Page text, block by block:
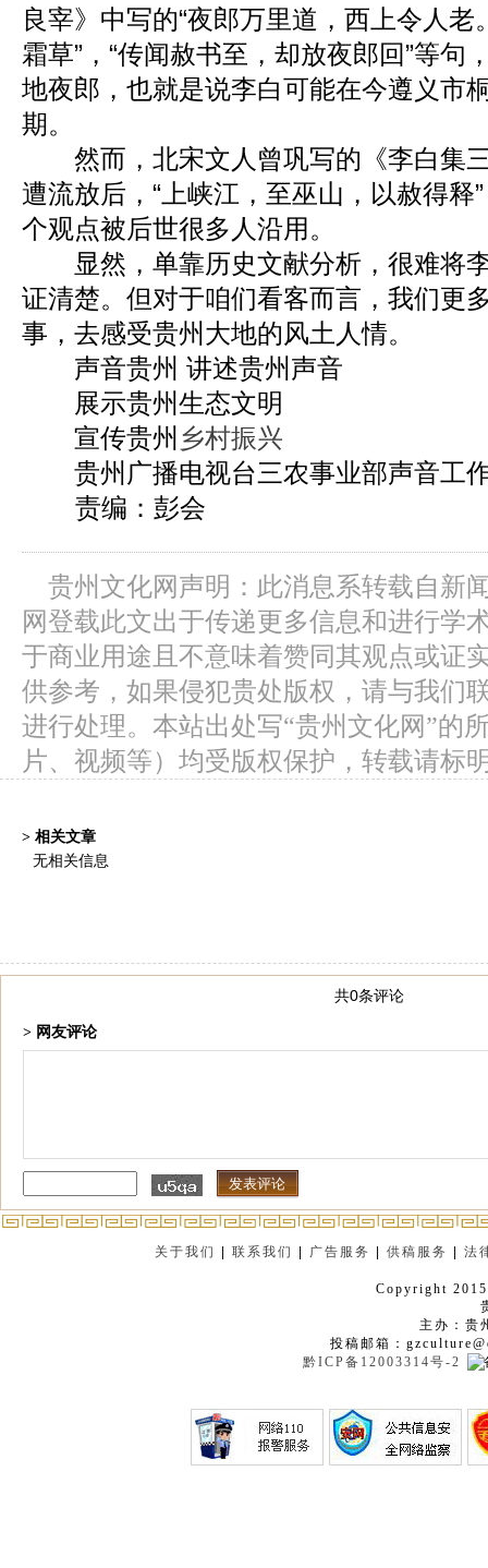
良宰》中写的“夜郎万里道，西上令人
霜草”，“传闻赦书至，却放夜郎回”等句
地夜郎，也就是说李白可能在今遵义市
期。
然而，北宋文人曾巩写的《李白集
遭流放后，“上峡江，至巫山，以赦得释
个观点被后世很多人沿用。
显然，单靠历史文献分析，很难将
证清楚。但对于咱们看客而言，我们更
事，去感受贵州大地的风土人情。
声音贵州 讲述贵州声音
展示贵州生态文明
宣传贵州 乡村振兴
贵州广播电视台三农事业部声音工
责编：彭会
贵州文化网声明：此消息系转载自新
网登载此文出于传递更多信息和进行学
于商业用途且不意味着赞同其观点或证
供参考，如果侵犯贵处版权，请与我们
进行处理。本站出处写“贵州文化网”的
片、视频等）均受版权保护，转载请标
> 相关文章
无相关信息
共0条评论
> 网友评论
关于我们 |联系我们 广告服务 |供稿服务 |法
Copyright
主办：贵
投稿邮箱：
黔ICP备12003314号-2